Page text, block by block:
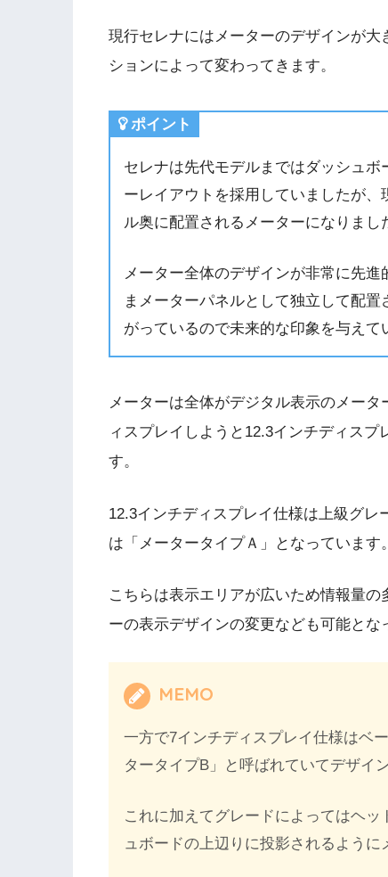
現行セレナにはメーターのデザインが
ションによって変わってきます。
ポイント
セレナは先代モデルまではダッシュ
ーレイアウトを採用していましたが
ル奥に配置されるメーターになりまし
メーター全体のデザインが非常に先
まメーターパネルとして独立して配
がっているので未来的な印象を与えて
メーターは全体がデジタル表示のメー
ィスプレイしようと12.3インチディス
す。
12.3インチディスプレイ仕様は上級グ
は「メータータイプＡ」となっています。
こちらは表示エリアが広いため情報量
ーの表示デザインの変更なども可能とな
MEMO
一方で7インチディスプレイ仕様はベ
タータイプB」と呼ばれていてデザイ
これに加えてグレードによってはヘ
ュボードの上辺りに投影されるように